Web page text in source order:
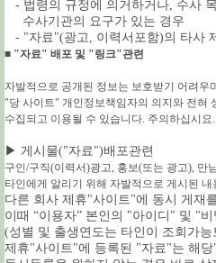
- 법령의 규정에 의거하거나, 수사
수사기관의 요구가 있는 경우
- "자료"(광고, 이력서포함)의 타사
■ "자료" 배포 및 "링크"관련
자발적으로 공개된 정보는 보호받기 어려우
"당 사이트" 개인정보책임자의 의지와 전혀
수집되고 이용될 수 있습니다. 주의하십시요.
▶ 게시물("자료")배포관련
구인/구직(이력서)광고, 홍보(또는 광고), 만
타인에게 알리기 위해 자발적으로 게시된
다른 회사 제휴"사이트"에 동시 게재
이때 “이용자” 본인의 "아이디" 및 "
(성별 및 출생연도는 타인이 조회가
제휴"사이트"에 등록된 "자료"는 해